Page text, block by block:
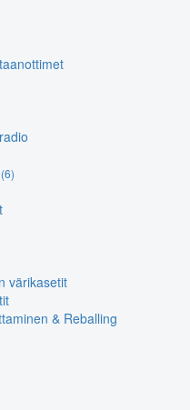
(6)
värikasetit
& Reballing